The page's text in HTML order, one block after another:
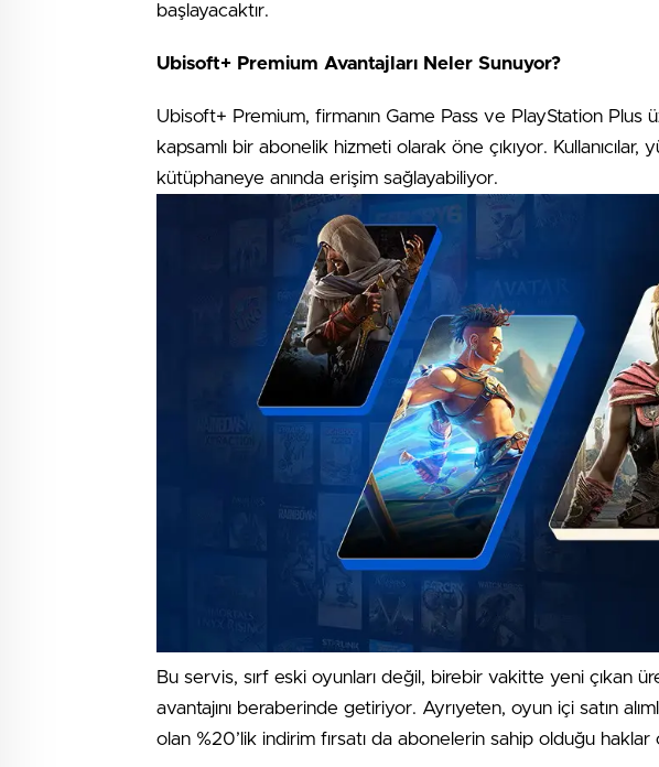
başlayacaktır.
Ubisoft+ Premium Avantajları Neler Sunuyor?
Ubisoft+ Premium, firmanın Game Pass ve PlayStation
kapsamlı bir abonelik hizmeti olarak öne çıkıyor. Kullanıcılar,
kütüphaneye anında erişim sağlayabiliyor.
Bu servis, sırf eski oyunları değil, birebir vakitte yeni çıkan
avantajını beraberinde getiriyor. Ayrıyeten, oyun içi satın
olan %20’lik indirim fırsatı da abonelerin sahip olduğu haklar